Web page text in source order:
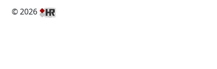
© 2026